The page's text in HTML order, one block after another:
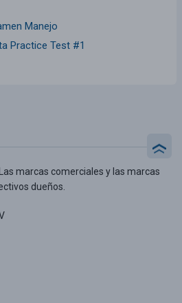
Manejo
Practice Test #1
marcas comerciales y las marcas
dueños.